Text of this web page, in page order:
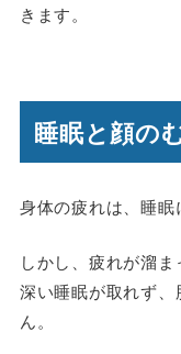
きます。
睡眠と顔の
身体の疲れは、睡眠
しかし、疲れが溜ま
深い睡眠が取れず
ん。